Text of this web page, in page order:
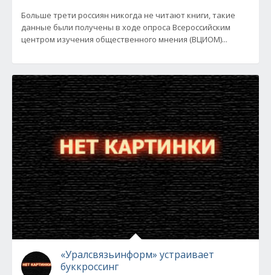
Больше трети россиян никогда не читают книги, такие
данные были получены в ходе опроса Всероссийским
центром изучения общественного мнения (ВЦИОМ)...
«Уралсвязьинформ» устраивает
буккроссинг